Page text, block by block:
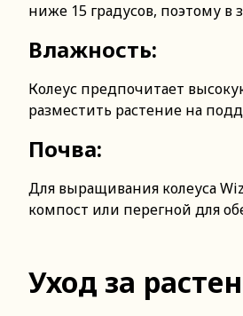
ниже 15 градусов, поэтому
Влажность:
Колеус предпочитает
разместить растение на
Почва:
Для выращивания колеуса
компост или перегной для
Уход за